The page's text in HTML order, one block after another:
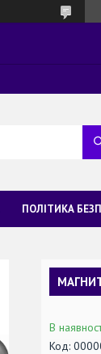
ПОЛІТИКА
В
Код: